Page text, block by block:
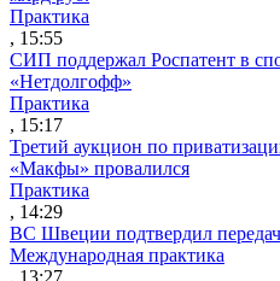
Практика
, 15:55
СИП поддержал Роспатент в
«Нетдолгофф»
Практика
, 15:17
Третий аукцион по
«Макфы» провалился
Практика
, 14:29
ВС Швеции подтвердил
Международная практика
, 13:27